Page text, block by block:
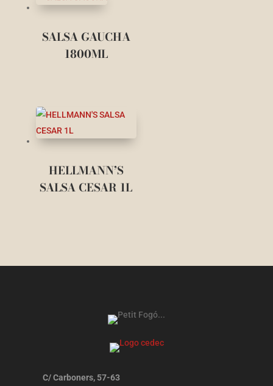
SALSA GAUCHA
1800ML
HELLMANN’S
SALSA CESAR 1L
C/ Carboners, 57-63